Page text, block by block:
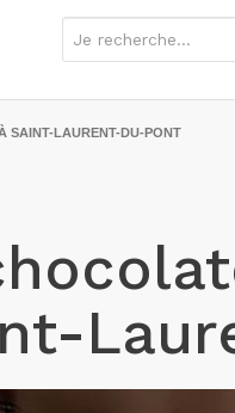
SAINT-LAURENT-DU-PONT